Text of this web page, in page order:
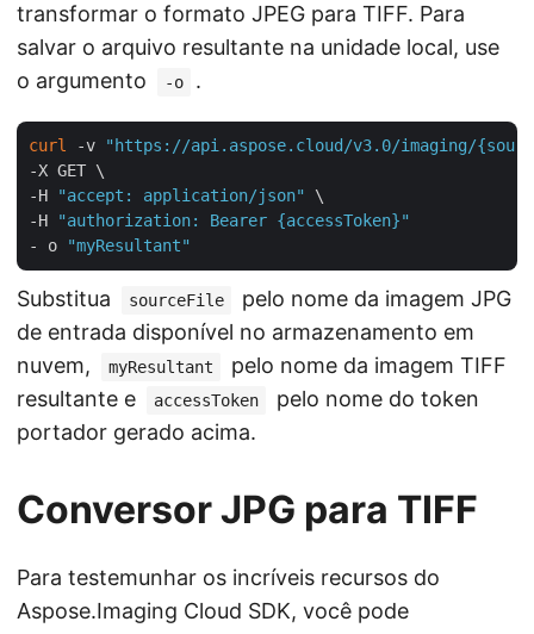
transformar o formato JPEG para TIFF. Para
salvar o arquivo resultante na unidade local, use
o argumento
-o .
curl -v
"https://api.aspose.cloud/v3.0/imaging/
-X GET \
-H
"accept: application/json"
\
-H
"authorization: Bearer {accessToken}"
- o
"myResultant"
Substitua sourceFile
pelo nome da imagem JPG
de entrada disponível no armazenamento em
nuvem,
myResultant
pelo nome da imagem TIFF
resultante e
accessToken
pelo nome do token
portador gerado acima.
Conversor JPG para TIFF
Para testemunhar os incríveis recursos do
Aspose.Imaging Cloud SDK, você pode